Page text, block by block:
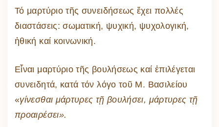
Τό μαρτύριο τῆς συνειδήσεως ἔχει πολλές
διαστάσεις: σωματική, ψυχική, ψυχολογική,
ἠθική καί κοινωνική.
Εἶναι μαρτύριο τῆς βουλήσεως καί ἐπιλέγεται
συνειδητά, κατά τόν λόγο τοῦ Μ. Βασιλείου
«γίνεσθαι μάρτυρες τῇ βουλήσει, μάρτυρες τῇ
προαιρέσει».